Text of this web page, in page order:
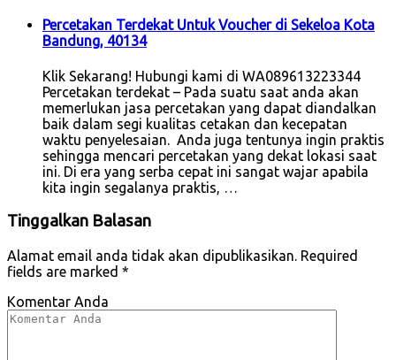
Percetakan Terdekat Untuk Voucher di Sekeloa Kota
Bandung, 40134
Klik Sekarang! Hubungi kami di WA089613223344
Percetakan terdekat – Pada suatu saat anda akan
memerlukan jasa percetakan yang dapat diandalkan
baik dalam segi kualitas cetakan dan kecepatan
waktu penyelesaian. Anda juga tentunya ingin praktis
sehingga mencari percetakan yang dekat lokasi saat
ini. Di era yang serba cepat ini sangat wajar apabila
kita ingin segalanya praktis, …
Tinggalkan Balasan
Alamat email anda tidak akan dipublikasikan. Required
fields are marked *
Komentar Anda